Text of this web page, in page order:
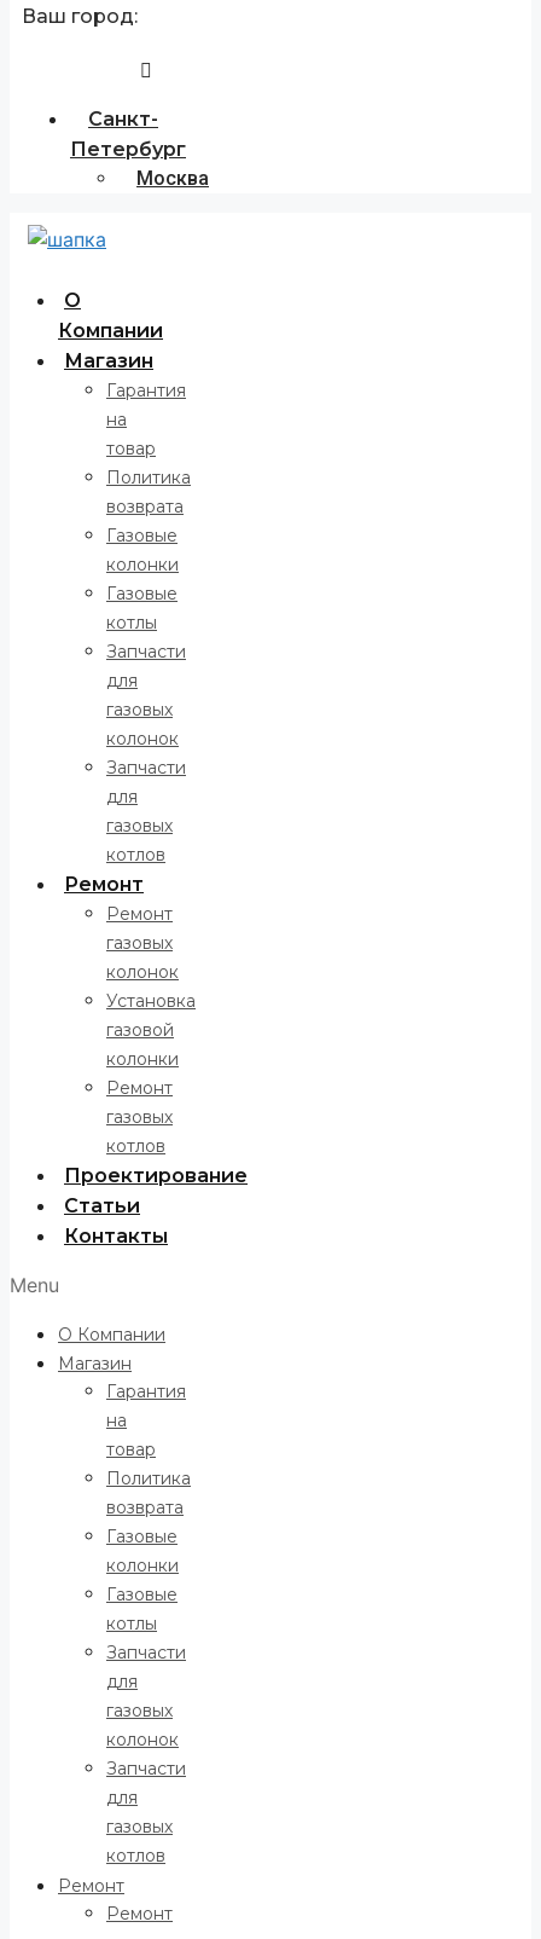
Ваш город:
Санкт-
Петербург
Москва
О
Компании
Магазин
Гарантия
на
товар
Политика
возврата
Газовые
колонки
Газовые
котлы
Запчасти
для
газовых
колонок
Запчасти
для
газовых
котлов
Ремонт
Ремонт
газовых
колонок
Установка
газовой
колонки
Ремонт
газовых
котлов
Проектирование
Статьи
Контакты
Menu
О Компании
Магазин
Гарантия
на
товар
Политика
возврата
Газовые
колонки
Газовые
котлы
Запчасти
для
газовых
колонок
Запчасти
для
газовых
котлов
Ремонт
Ремонт